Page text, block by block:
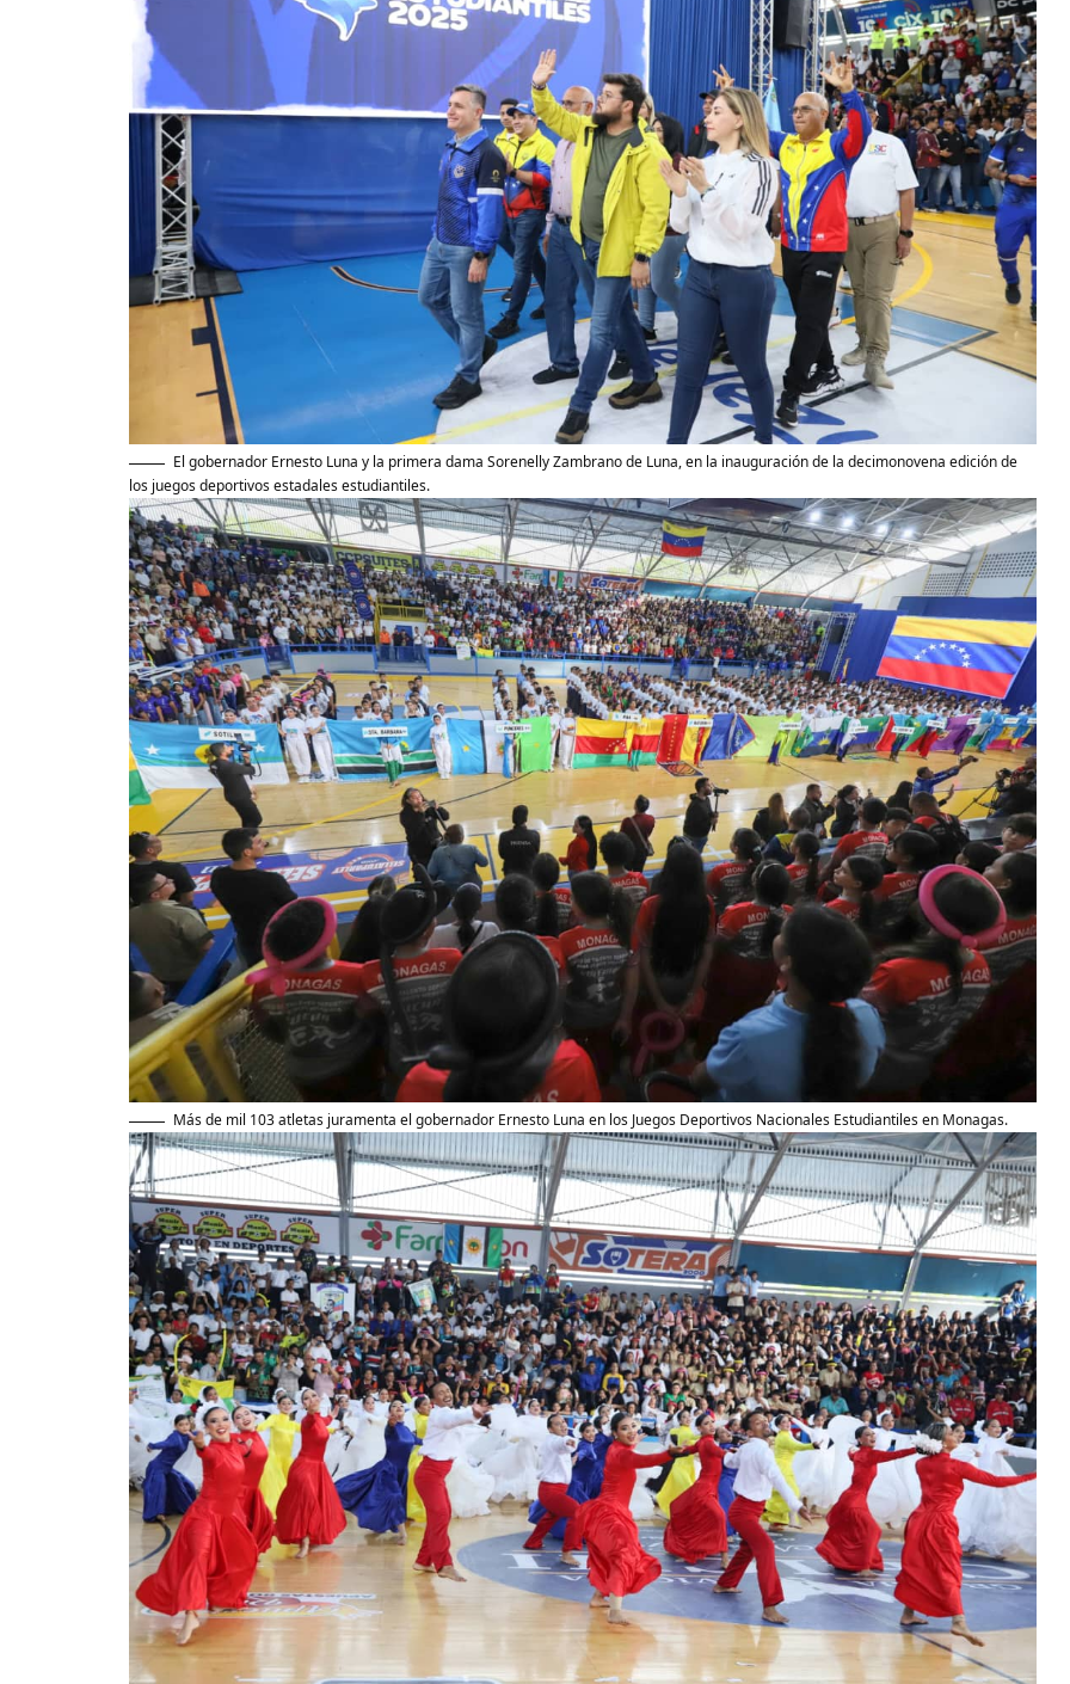
El gobernador Ernesto Luna y la primera dama Sorenelly Zambrano de Luna, en la inauguración de la decimonovena edición de
los juegos deportivos estadales estudiantiles.
Más de mil 103 atletas juramenta el gobernador Ernesto Luna en los Juegos Deportivos Nacionales Estudiantiles en Monagas.